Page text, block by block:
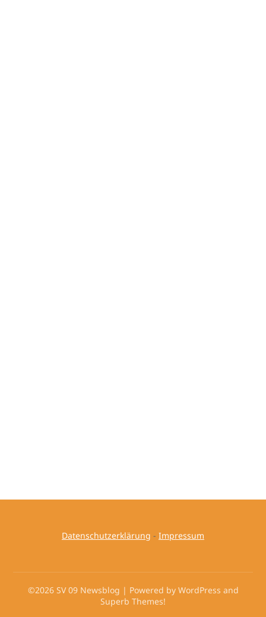
Datenschutzerklärung - Impressum
©2026 SV 09 Newsblog | Powered by WordPress and
Superb Themes!